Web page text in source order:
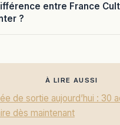
entre France
?
À LIRE AUSSI
de sortie aujourd’hui : 30
dès maintenant